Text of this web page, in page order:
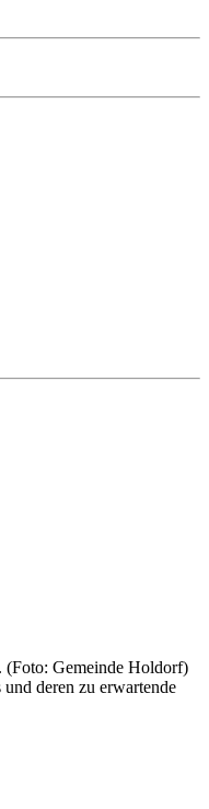
(Foto: Gemeinde Holdorf)
deren zu erwartende